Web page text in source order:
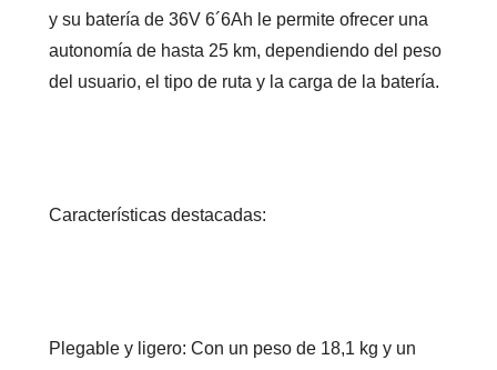
y su batería de 36V 6´6Ah le permite ofrecer una
autonomía de hasta 25 km, dependiendo del peso
del usuario, el tipo de ruta y la carga de la batería.
Características destacadas:
Plegable y ligero: Con un peso de 18,1 kg y un